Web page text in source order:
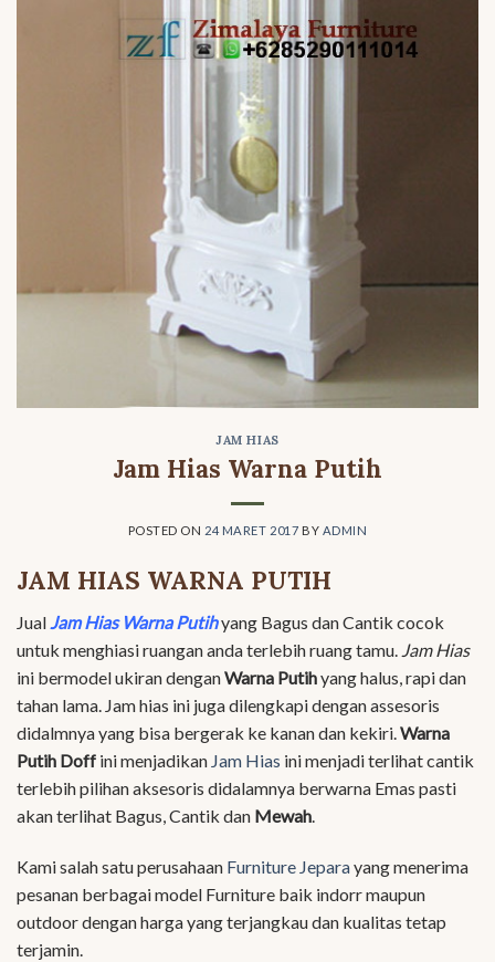
JAM HIAS
Jam Hias Warna Putih
POSTED ON 24 MARET 2017 BY ADMIN
JAM HIAS WARNA PUTIH
JualJam Hias Warna Putihyang Bagus dan Cantik cocok
untuk menghiasi ruangan anda terlebih ruang tamu. Jam Hias
ini bermodel ukiran denganWarna Putihyang halus, rapi dan
tahan lama. Jam hias ini juga dilengkapi dengan assesoris
didalmnya yang bisa bergerak ke kanan dan kekiri.Warna
Putih Doff ini menjadikan Jam Hias ini menjadi terlihat cantik
terlebih pilihan aksesoris didalamnya berwarna Emas pasti
akan terlihat Bagus, Cantik dan Mewah.
Kami salah satu perusahaan Furniture Jeparayang menerima
pesanan berbagai model Furniture baik indorr maupun
outdoor dengan harga yang terjangkau dan kualitas tetap
terjamin.